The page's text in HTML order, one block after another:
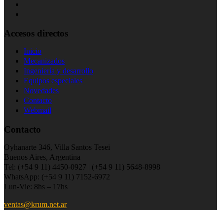
Accesos directos
Inicio
Mecanizados
Ingeniería y desarrollo
Equipos especiales
Novedades
Contacto
Webmail
Contacto
Oyhanarte 346, Villa Santos Tesei
Buenos Aires, Argentina
Tel: (+54 9 11) 4450-0927 | (+54 9 11) 5648-8998
WhatsApp: (+54 9 11) 7152-6972
Lun-Vie: 8hs – 17hs
ventas@krum.net.ar